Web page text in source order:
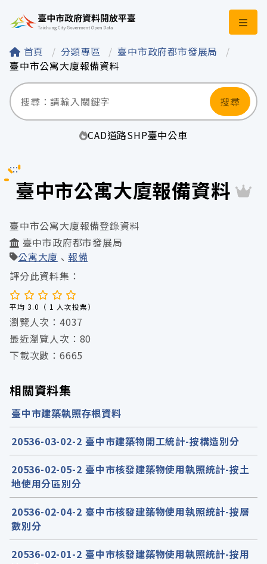
臺中市政府資料開
首頁 分類專區
臺中市政府都市發展局
臺中市公寓大廈報備資料
搜尋
CAD道路SHP臺中公車
:::
臺中市公寓大廈報備資料
臺中市公寓大廈報備登錄資料
臺中市政府都市發展局
公寓大廈
報備
評分此資料集：
平均 3.0（ 1 人次投票）
瀏覽人次：4037
最近瀏覽人次：80
下載次數：6665
相關資料集
臺中市建築執照存根資料
20536-03-02-2 臺中市建築物開工統計-按構造別分
20536-02-05-2 臺中市核發建築物使用執照統計-按土
地使用分區別分
20536-02-04-2 臺中市核發建築物使用執照統計-按層
數別分
20536-02-01-2 臺中市核發建築物使用執照統計-按用